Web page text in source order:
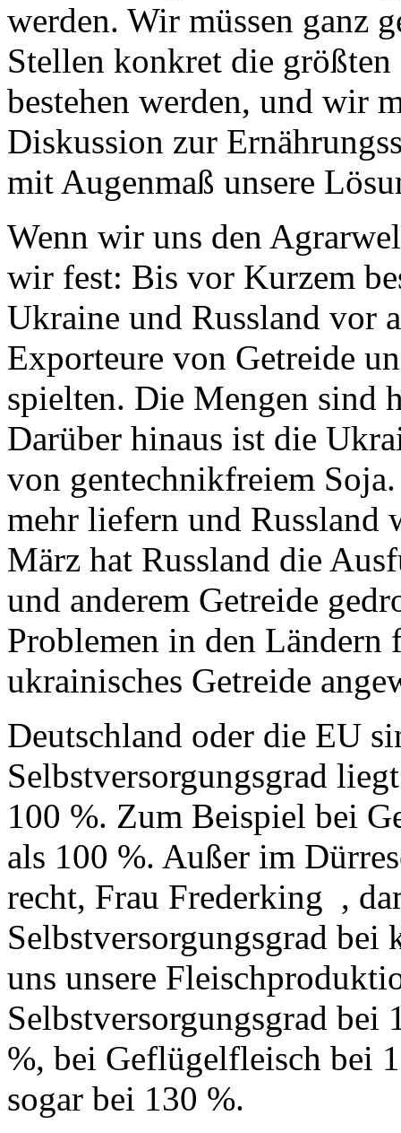
werden. Wir müssen ganz
Stellen konkret die größten
bestehen werden, und wir
Diskussion zur
mit Augenmaß unsere
Wenn wir uns den
wir fest: Bis vor Kurzem
Ukraine und Russland vor
Exporteure von Getreide
spielten. Die Mengen sind
Darüber hinaus ist die
von gentechnikfreiem
mehr liefern und
März hat Russland die
und anderem Getreide
Problemen in den Ländern
ukrainisches Getreide
Deutschland oder die EU
Selbstversorgungsgrad
100 %. Zum Beispiel bei
als 100 %. Außer im
recht, Frau Frederking ,
Selbstversorgungsgrad
uns unsere
Selbstversorgungsgrad
%, bei Geflügelfleisch bei
sogar bei 130 %.